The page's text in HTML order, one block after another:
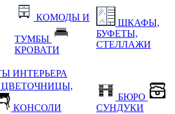
КОМОДЫ И
ТУМБЫ
КРОВАТИ
ШКАФЫ,
БУФЕТЫ,
СТЕЛЛАЖИ
ИНТЕРЬЕРА
КОНСОЛИ
БЮРО
СУНДУКИ